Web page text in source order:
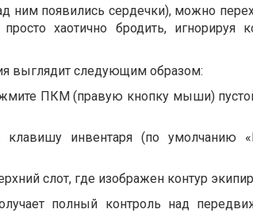
ним появились сердечки), можно
хаотично бродить, игнорируя
выглядит следующим образом:
ПКМ (правую кнопку мыши)
клавишу инвентаря (по умолчанию
слот, где изображен контур
полный контроль над